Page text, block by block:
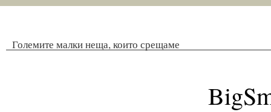
Големите малки неща, които срещаме